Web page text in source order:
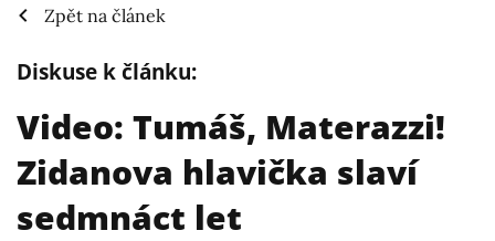
Zpět na článek
Diskuse k článku:
Video: Tumáš, Materazzi!
Zidanova hlavička slaví
sedmnáct let